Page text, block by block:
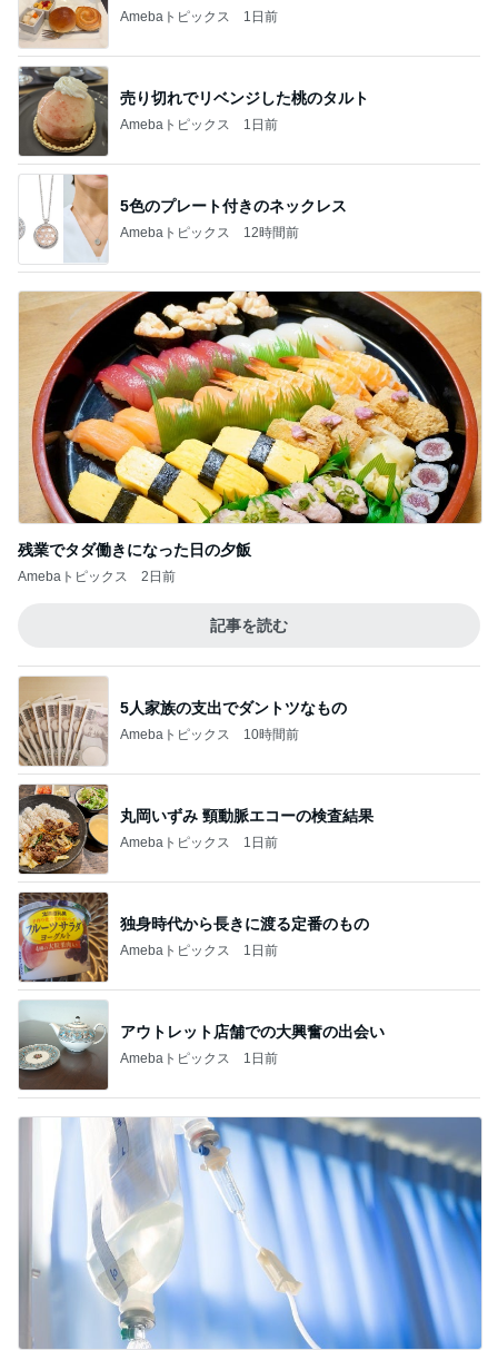
Amebaトピックス 1日前
売り切れでリベンジした桃のタルト
Amebaトピックス 1日前
5色のプレート付きのネックレス
Amebaトピックス 12時間前
残業でタダ働きになった日の夕飯
Amebaトピックス 2日前
記事を読む
5人家族の支出でダントツなもの
Amebaトピックス 10時間前
丸岡いずみ 頸動脈エコーの検査結果
Amebaトピックス 1日前
独身時代から長きに渡る定番のもの
Amebaトピックス 1日前
アウトレット店舗での大興奮の出会い
Amebaトピックス 1日前